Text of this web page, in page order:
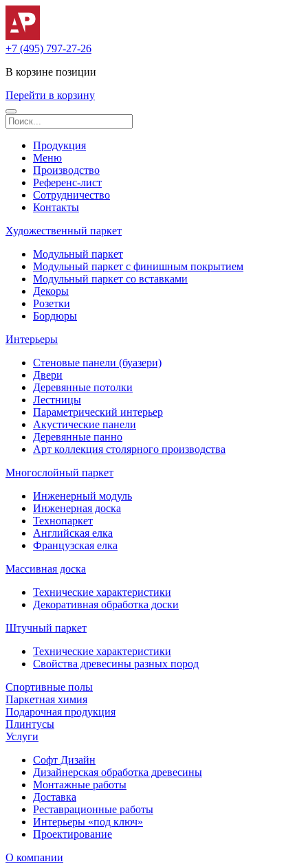
+7 (495) 797-27-26
В корзине позиции
Перейти в корзину
Продукция
Меню
Производство
Референс-лист
Сотрудничество
Контакты
Художественный паркет
Модульный паркет
Модульный паркет с финишным покрытием
Модульный паркет со вставками
Декоры
Розетки
Бордюры
Интерьеры
Стеновые панели (буазери)
Двери
Деревянные потолки
Лестницы
Параметрический интерьер
Акустические панели
Деревянные панно
Арт коллекция столярного производства
Многослойный паркет
Инженерный модуль
Инженерная доска
Технопаркет
Английская елка
Французская елка
Массивная доска
Технические характеристики
Декоративная обработка доски
Штучный паркет
Технические характеристики
Свойства древесины разных пород
Спортивные полы
Паркетная химия
Подарочная продукция
Плинтусы
Услуги
Софт Дизайн
Дизайнерская обработка древесины
Монтажные работы
Доставка
Реставрационные работы
Интерьеры «под ключ»
Проектирование
О компании